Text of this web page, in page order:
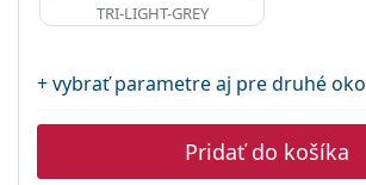
TRI-LIGHT-GREY
+ vybrať parametre aj pre druhé oko
Pridať do košíka